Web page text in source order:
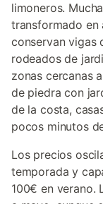
limoneros.
transformado en
conservan vigas
rodeados de
zonas cercanas
de piedra con
de la costa,
pocos minutos
Los precios
temporada y
100€ en verano.